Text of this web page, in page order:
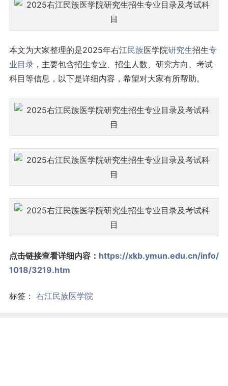
本文为大家整理的是2025年右江民族医学院研究生招生专
业目录，主要包含招生专业、招生人数、研究方向、考试
科目等信息，以下是详细内容，希望对大家有所帮助。
点击链接查看详细内容： https://xkb.ymun.edu.cn/info/
1018/3219.htm
标签： 右江民族医学院